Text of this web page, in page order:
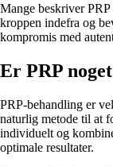
Mange beskriver
kroppen indefra og
kompromis med
Er PRP
PRP-behandling er
naturlig metode til at
individuelt og
optimale resultater.